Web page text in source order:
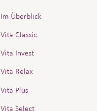
Im Überblick
Vita Classic
Vita Invest
Vita Relax
Vita Plus
Vita Select